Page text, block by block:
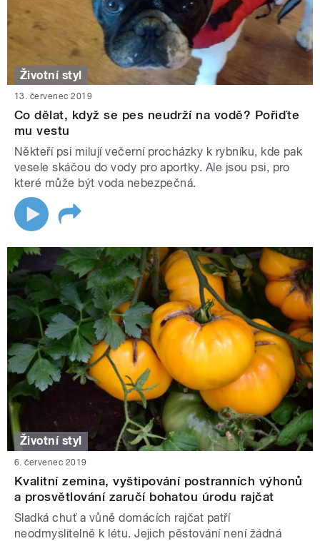
Životní styl
13. červenec 2019
Co dělat, když se pes neudrží na vodě? Pořiďte
mu vestu
Někteří psi milují večerní procházky k rybníku, kde pak
vesele skáčou do vody pro aportky. Ale jsou psi, pro
které může být voda nebezpečná.
Životní styl
6. červenec 2019
Kvalitní zemina, vyštipování postranních výhonů
a prosvětlování zaručí bohatou úrodu rajčat
Sladká chuť a vůně domácích rajčat patří
neodmyslitelně k létu. Jejich pěstování není žádná